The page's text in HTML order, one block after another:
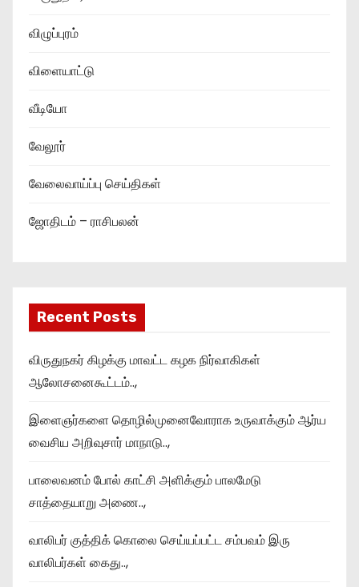
விழுப்புரம்
விளையாட்டு
வீடியோ
வேலூர்
வேலைவாய்ப்பு செய்திகள்
ஜோதிடம் – ராசிபலன்
Recent Posts
விருதுநகர் கிழக்கு மாவட்ட கழக நிர்வாகிகள்
ஆலோசனைகூட்டம்..,
இளைஞர்களை தொழில்முனைவோராக உருவாக்கும் ஆர்ய
வைசிய அறிவுசார் மாநாடு..,
பாலைவனம் போல் காட்சி அளிக்கும் பாலமேடு
சாத்தையாறு அணை..,
வாலிபர் குத்திக் கொலை செய்யப்பட்ட சம்பவம் இரு
வாலிபர்கள் கைது..,